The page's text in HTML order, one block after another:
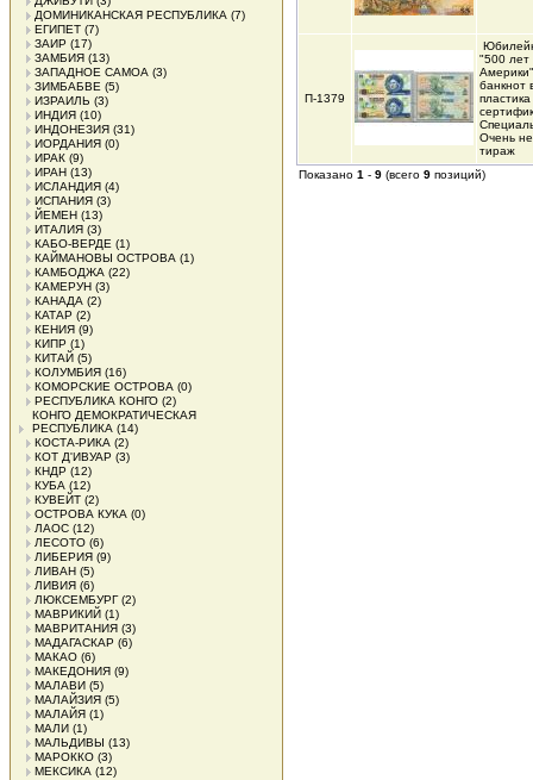
ДОМИНИКАНСКАЯ РЕСПУБЛИКА (7)
ЕГИПЕТ (7)
ЗАИР (17)
ЗАМБИЯ (13)
ЗАПАДНОЕ САМОА (3)
ЗИМБАБВЕ (5)
ИЗРАИЛЬ (3)
ИНДИЯ (10)
ИНДОНЕЗИЯ (31)
ИОРДАНИЯ (0)
ИРАК (9)
ИРАН (13)
ИСЛАНДИЯ (4)
ИСПАНИЯ (3)
ЙЕМЕН (13)
ИТАЛИЯ (3)
КАБО-ВЕРДЕ (1)
КАЙМАНОВЫ ОСТРОВА (1)
КАМБОДЖА (22)
КАМЕРУН (3)
КАНАДА (2)
КАТАР (2)
КЕНИЯ (9)
КИПР (1)
КИТАЙ (5)
КОЛУМБИЯ (16)
КОМОРСКИЕ ОСТРОВА (0)
РЕСПУБЛИКА КОНГО (2)
КОНГО ДЕМОКРАТИЧЕСКАЯ
РЕСПУБЛИКА (14)
КОСТА-РИКА (2)
КОТ Д'ИВУАР (3)
КНДР (12)
КУБА (12)
КУВЕЙТ (2)
ОСТРОВА КУКА (0)
ЛАОС (12)
ЛЕСОТО (6)
ЛИБЕРИЯ (9)
ЛИВАН (5)
ЛИВИЯ (6)
ЛЮКСЕМБУРГ(2)
МАВРИКИЙ (1)
МАВРИТАНИЯ (3)
МАДАГАСКАР (6)
МАКАО (6)
МАКЕДОНИЯ (9)
МАЛАВИ (5)
МАЛАЙЗИЯ (5)
МАЛАЙЯ (1)
МАЛИ (1)
МАЛЬДИВЫ (13)
МАРОККО (3)
МЕКСИКА (12)
П-1379
"500 лет
банкнот
пластика
Очень
тираж
Показано 1 - 9 (всего 9 позиций)